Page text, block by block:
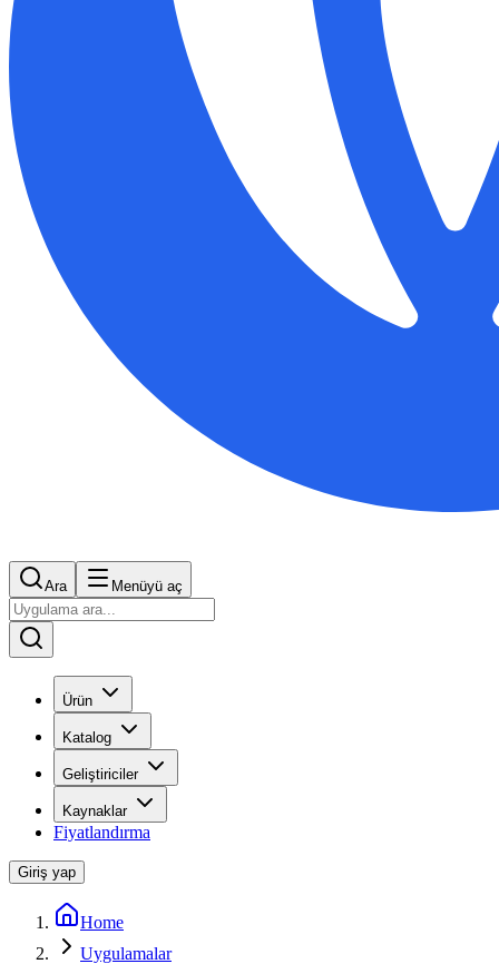
Ara Menüyü aç
Ürün
Katalog
Geliştiriciler
Kaynaklar
Fiyatlandırma
Giriş yap
Home
Uygulamalar